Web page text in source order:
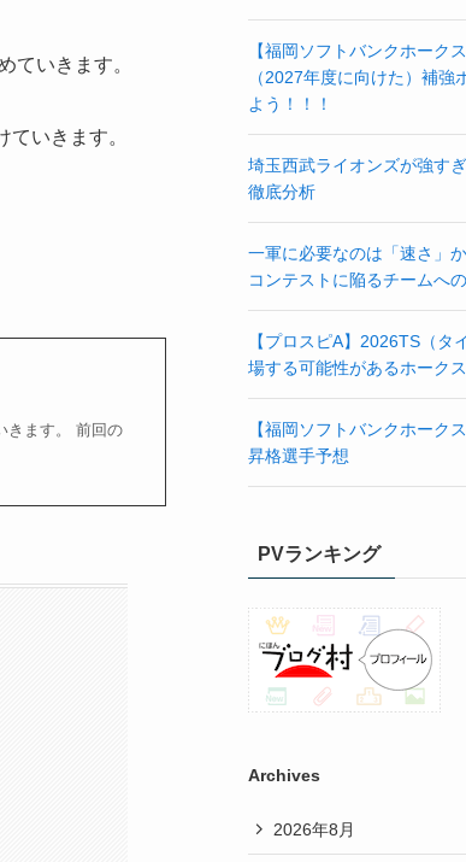
ていきます。
いきます。
きます。 前回の
【福岡ソフトバンクホーク
（2027年度に向けた）補強
よう！！！
埼玉西武ライオンズが強す
徹底分析
一軍に必要なのは「速さ」
コンテストに陥るチームへ
【プロスピA】2026TS（タ
場する可能性があるホーク
【福岡ソフトバンクホーク
昇格選手予想
PVランキング
Archives
2026年8月